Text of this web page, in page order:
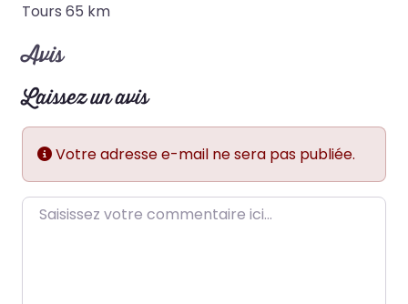
Tours 65 km
Avis
Laissez un avis
Votre adresse e-mail ne sera pas publiée.
Saisissez votre commentaire ici…